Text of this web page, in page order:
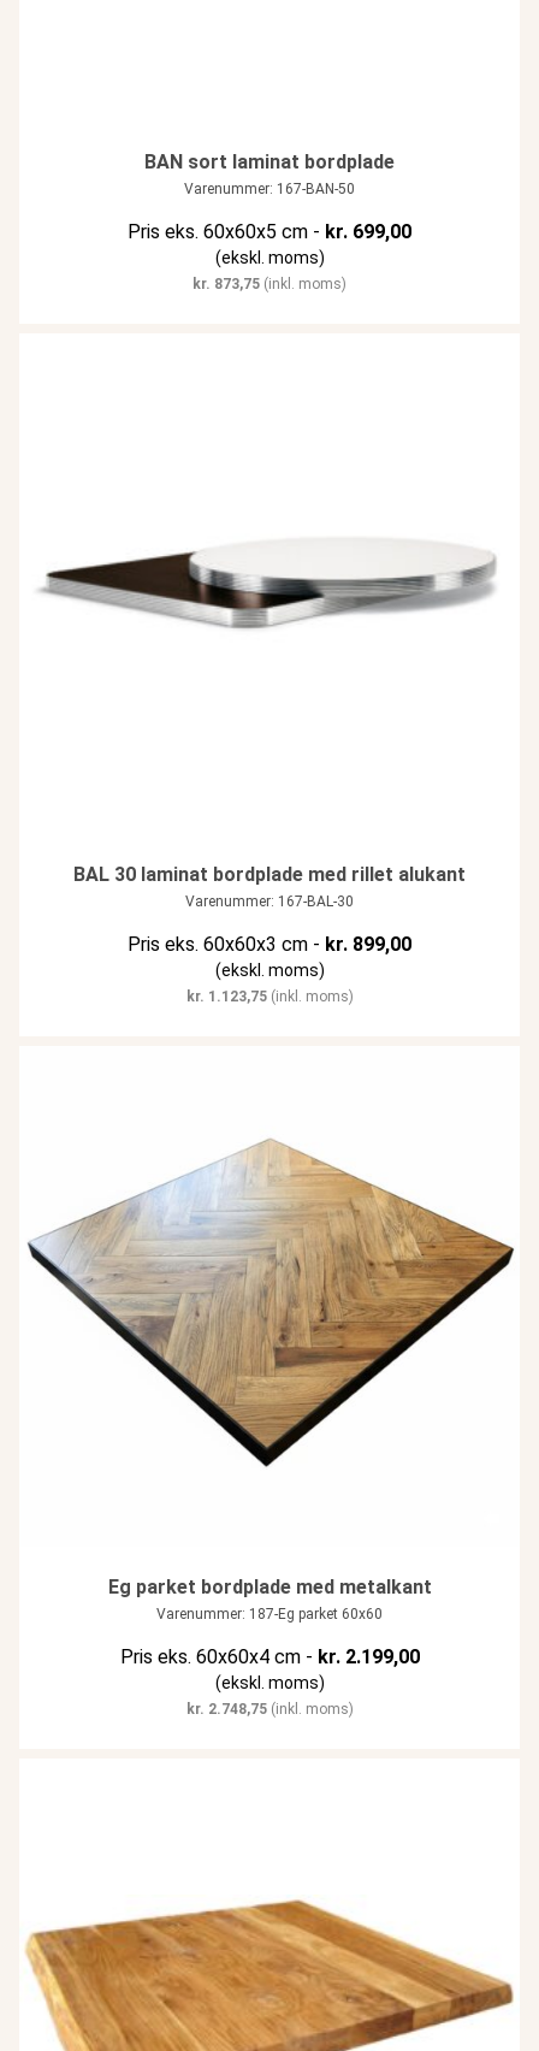
BAN sort laminat bordplade
Varenummer: 167-BAN-50
Pris eks. 60x60x5 cm - kr. 699,00
(ekskl. moms)
kr. 873,75 (inkl. moms)
BAL 30 laminat bordplade med rillet alukant
Varenummer: 167-BAL-30
Pris eks. 60x60x3 cm - kr. 899,00
(ekskl. moms)
kr. 1.123,75(inkl. moms)
Eg parket bordplade med metalkant
Varenummer: 187-Eg parket 60x60
Pris eks. 60x60x4 cm - kr.2.199,00
(ekskl. moms)
kr. 2.748,75(inkl. moms)